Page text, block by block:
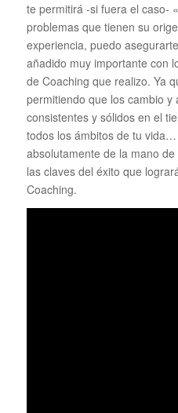
te permitirá -si fuera el caso-
problemas que tienen su
experiencia, puedo
añadido muy importante con
de Coaching que realizo. Ya
permitiendo que los cambio y
consistentes y sólidos en el
todos los ámbitos de tu
absolutamente de la mano
las claves del éxito que
Coaching.